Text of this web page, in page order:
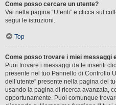
Come posso cercare un utente?
Vai nella pagina “Utenti” e clicca sul
segui le istruzioni.
Top
Come posso trovare i miei messaggi
Puoi trovare i messaggi da te inseriti
presente nel tuo Pannello di Controllo
dell’utente” presente nella pagina del
usando la pagina di ricerca avanzata,
opportunamente. Puoi comunque